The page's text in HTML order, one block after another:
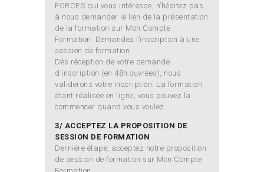
FORCES qui vous intéresse, n’hésitez pas
à nous demander le lien de la présentation
de la formation sur Mon Compte
Formation. Demandez l’inscription à une
session de formation.
Dès réception de votre demande
d’inscription (en 48h ouvrées), nous
validerons votre inscription. La formation
étant réalisée en ligne, vous pouvez la
commencer quand vous voulez.
3/ ACCEPTEZ LA PROPOSITION DE
SESSION DE FORMATION
Dernière étape, acceptez notre proposition
de session de formation sur Mon Compte